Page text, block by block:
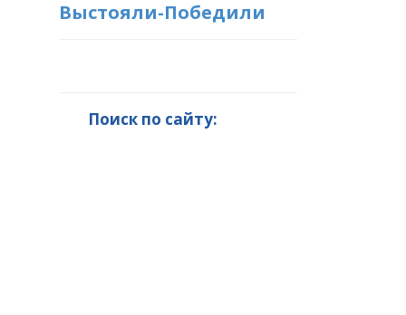
Выстояли-Победили
Поиск по сайту: